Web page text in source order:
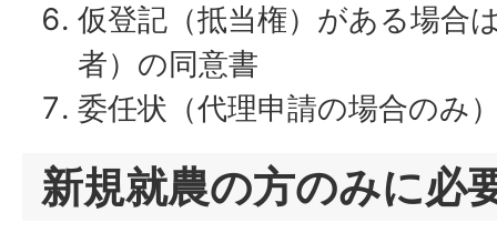
仮登記（抵当権）がある場合
者）の同意書
委任状（代理申請の場合のみ
新規就農の方のみに必